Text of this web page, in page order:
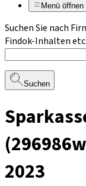
Menü öffnen
Suchen Sie nach
Findok-Inhalten etc.
Suchen
2023